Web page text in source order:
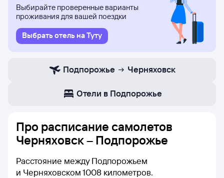
Выбирайте проверенные варианты
проживания для вашей поездки
Выбрать отель на Туту
Подпорожье Черняховск
Отели в Подпорожье
Про расписание самолетов
Черняховск – Подпорожье
Расстояние между Подпорожьем
и Черняховском 1008 километров.